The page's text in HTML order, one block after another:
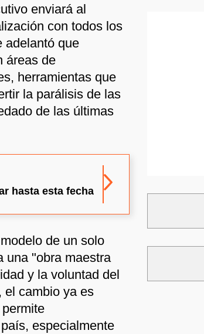
enviará al
con todos los
adelantó que
áreas de
herramientas que
la parálisis de las
de las últimas
hasta esta fecha
de un solo
una "obra maestra
y la voluntad del
el cambio ya es
especialmente